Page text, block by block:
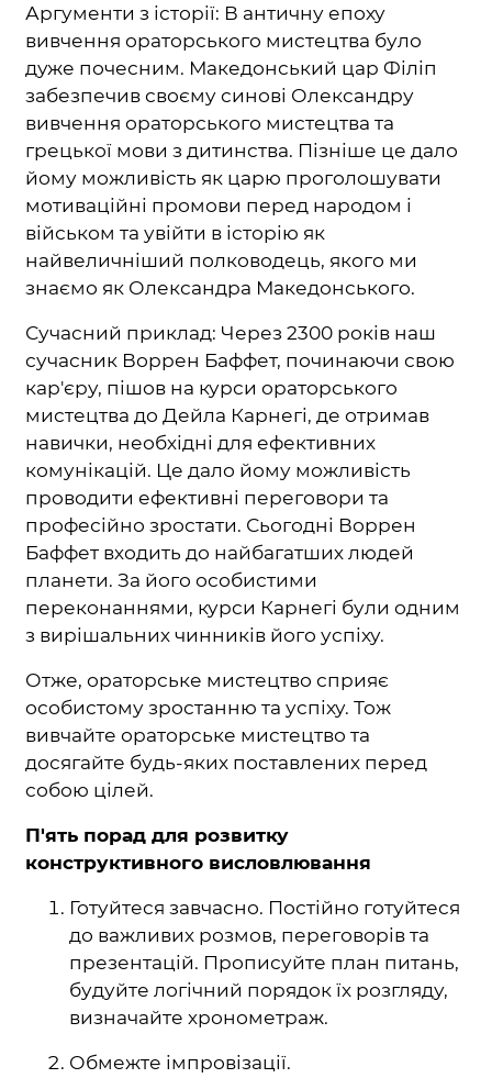
Аргументи з історії: В античну епоху
вивчення ораторського мистецтва було
дуже почесним. Македонський цар Філіп
забезпечив своєму синові Олександру
вивчення ораторського мистецтва та
грецької мови з дитинства. Пізніше це дало
йому можливість як царю проголошувати
мотиваційні промови перед народом і
військом та увійти в історію як
найвеличніший полководець, якого ми
знаємо як Олександра Македонського.
Сучасний приклад: Через 2300 років наш
сучасник Воррен Баффет, починаючи свою
кар'єру, пішов на курси ораторського
мистецтва до Дейла Карнегі, де отримав
навички, необхідні для ефективних
комунікацій. Це дало йому можливість
проводити ефективні переговори та
професійно зростати. Сьогодні Воррен
Баффет входить до найбагатших людей
планети. За його особистими
переконаннями, курси Карнегі були одним
з вирішальних чинників його успіху.
Отже, ораторське мистецтво сприяє
особистому зростанню та успіху. Тож
вивчайте ораторське мистецтво та
досягайте будь-яких поставлених перед
собою цілей.
П'ять порад для розвитку
конструктивного висловлювання
Готуйтеся завчасно. Постійно готуйтеся
до важливих розмов, переговорів та
презентацій. Прописуйте план питань,
будуйте логічний порядок їх розгляду,
визначайте хронометраж.
Обмежте імпровізації.